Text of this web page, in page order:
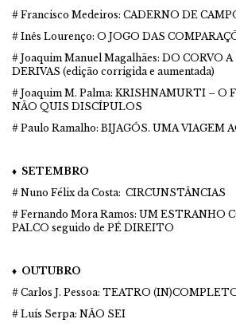
# Francisco Medeiros: CADERNO DE
# Inês Lourenço: O JOGO DAS
# Joaquim Manuel Magalhães: DO CORVO
DERIVAS (edição corrigida e aumentada)
# Joaquim M. Palma: KRISHNAMURTI – O
NÃO QUIS DISCÍPULOS
# Paulo Ramalho: BIJAGÓS. UMA VIAGEM
♦ SETEMBRO
# Nuno Félix da Costa: CIRCUNSTÂNCIAS
# Fernando Mora Ramos: UM ESTRANHO
PALCO seguido de PÉ DIREITO
♦ OUTUBRO
# Carlos J. Pessoa: TEATRO
# Luís Serpa: NÃO SEI